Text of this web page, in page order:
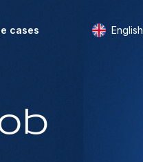
cases English